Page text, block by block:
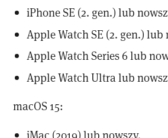
iPhone SE (2. gen.) lub
Apple Watch SE (2. gen.) lub
Apple Watch Series 6 lub
Apple Watch Ultra lub
macOS 15:
iMac (2019) lub nowszy.